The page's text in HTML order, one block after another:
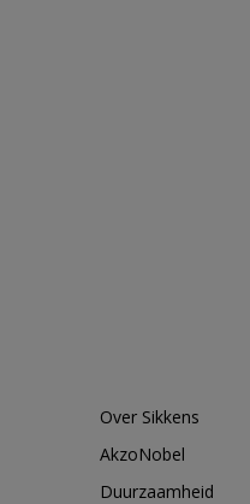
Over Sikkens
AkzoNobel
Duurzaamheid